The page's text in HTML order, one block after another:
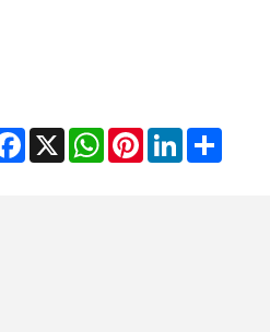
X
WhatsAppPinterestLinkedInShare